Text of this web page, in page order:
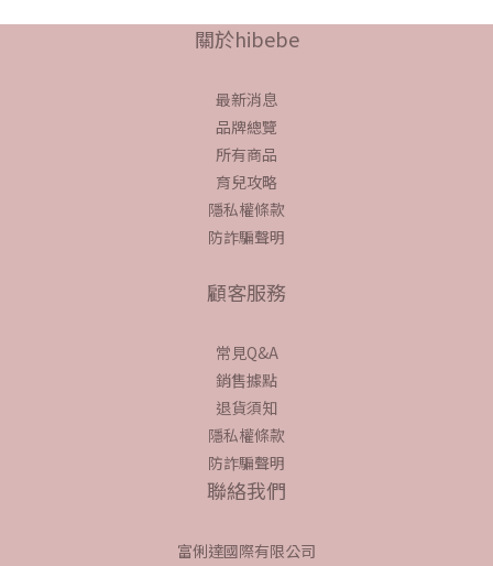
關於hibebe
最新消息
品牌總覽
所有商品
育兒攻略
隱私權條款
防詐騙聲明
顧客服務
常見Q&A
銷售據點
退貨須知
隱私權條款
防詐騙聲明
聯絡我們
富俐達國際有限公司